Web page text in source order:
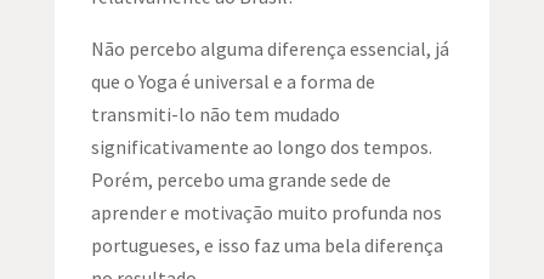
Não percebo alguma diferença essencial, já
que o Yoga é universal e a forma de
transmiti-lo não tem mudado
significativamente ao longo dos tempos.
Porém, percebo uma grande sede de
aprender e motivação muito profunda nos
portugueses, e isso faz uma bela diferença